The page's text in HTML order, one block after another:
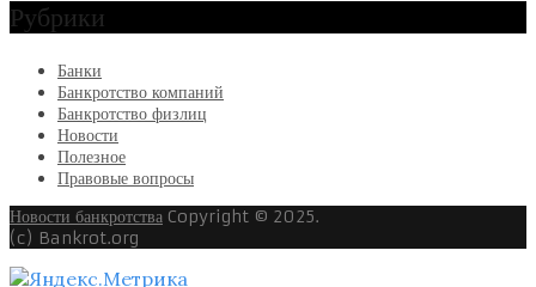
Рубрики
Банки
Банкротство компаний
Банкротство физлиц
Новости
Полезное
Правовые вопросы
Новости банкротства Copyright © 2025.
(c) Bankrot.org